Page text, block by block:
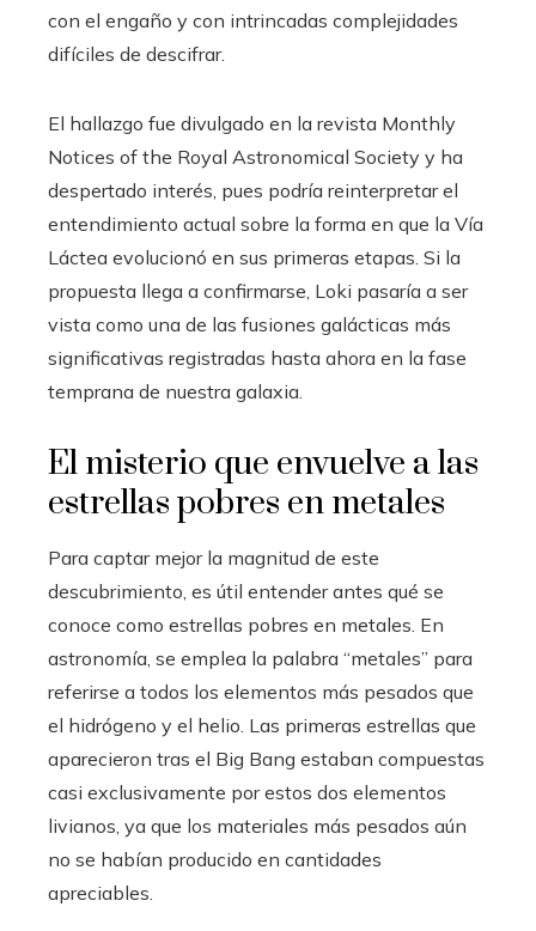
con el engaño y con intrincadas complejidades
difíciles de descifrar.
El hallazgo fue divulgado en la revista Monthly
Notices of the Royal Astronomical Society y ha
despertado interés, pues podría reinterpretar el
entendimiento actual sobre la forma en que la Vía
Láctea evolucionó en sus primeras etapas. Si la
propuesta llega a confirmarse, Loki pasaría a ser
vista como una de las fusiones galácticas más
significativas registradas hasta ahora en la fase
temprana de nuestra galaxia.
El misterio que envuelve a las
estrellas pobres en metales
Para captar mejor la magnitud de este
descubrimiento, es útil entender antes qué se
conoce como estrellas pobres en metales. En
astronomía, se emplea la palabra “metales” para
referirse a todos los elementos más pesados que
el hidrógeno y el helio. Las primeras estrellas que
aparecieron tras el Big Bang estaban compuestas
casi exclusivamente por estos dos elementos
livianos, ya que los materiales más pesados aún
no se habían producido en cantidades
apreciables.